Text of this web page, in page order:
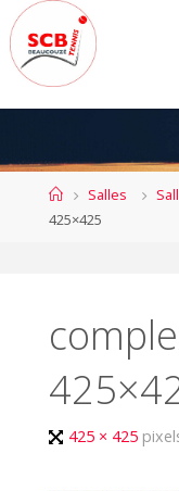
Skip
to
content
C B
UC
O U
S
HomeSalles
425×425
Full425 × 425